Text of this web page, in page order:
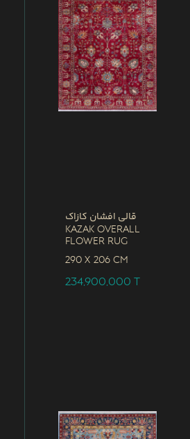
قالی افشان کازاک
Kazak Overall
Flower Rug
290 x 206 CM
234,900,000T